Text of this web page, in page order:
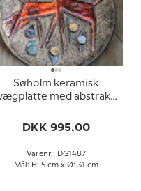
Søholm keramisk
med abstrakt
DKK 995,00
Varenr.: DG1487
Mål: H: 5 cm x Ø: 31 cm